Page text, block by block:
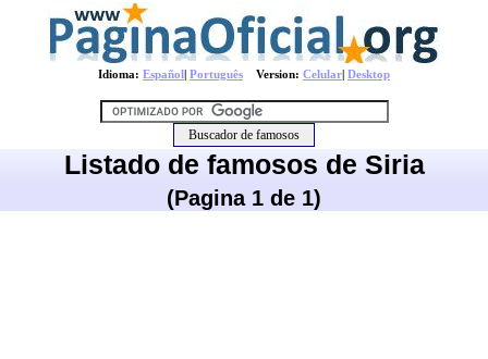
Idioma: Español| Português Version: Celular| Desktop
Listado de famosos de Siria
(Pagina 1 de 1)